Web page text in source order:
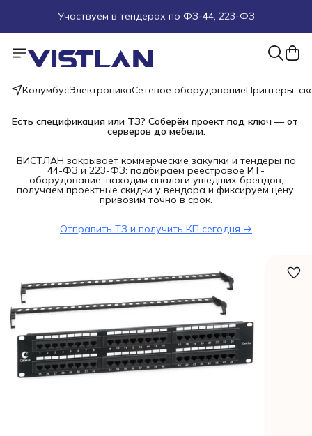
Поможем подобрать оборудование под ТЗ
Пуско-наладочные работы
Более 100 000 позиций в наличии и под заказ
КолумбусЭлектроникаСетевое оборудованиеПринтеры,
Есть спецификация или ТЗ? Соберём проект под ключ — от
серверов до мебели.
ВИСТЛАН закрывает коммерческие закупки и тендеры по
44-ФЗ и 223-ФЗ: подбираем реестровое ИТ-
оборудование, находим аналоги ушедших брендов,
получаем проектные скидки у вендора и фиксируем цену,
привозим точно в срок.
Отправить ТЗ и получить КП сегодня →